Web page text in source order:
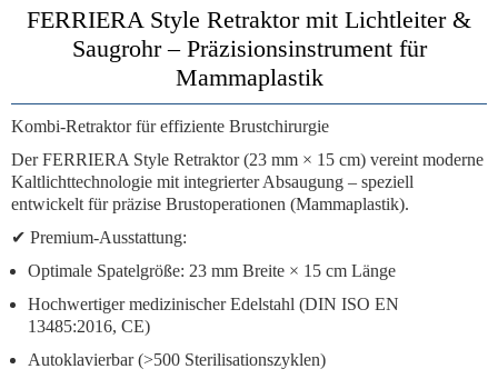
FERRIERA Style Retraktor mit Lichtleiter &
Saugrohr – Präzisionsinstrument für
Mammaplastik
Kombi-Retraktor für effiziente Brustchirurgie
DerFERRIERA Style Retraktor(23 mm × 15 cm) vereint moderne
Kaltlichttechnologie mit integrierter Absaugung – speziell
entwickelt für präzise Brustoperationen (Mammaplastik).
✔ Premium-Ausstattung:
Optimale Spatelgröße: 23 mm Breite × 15 cm Länge
Hochwertiger medizinischer Edelstahl (DIN ISO EN
13485:2016, CE)
Autoklavierbar(>500 Sterilisationszyklen)